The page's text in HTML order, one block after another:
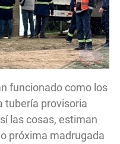
funcionado como los
tubería provisoria
las cosas, estiman
próxima madrugada